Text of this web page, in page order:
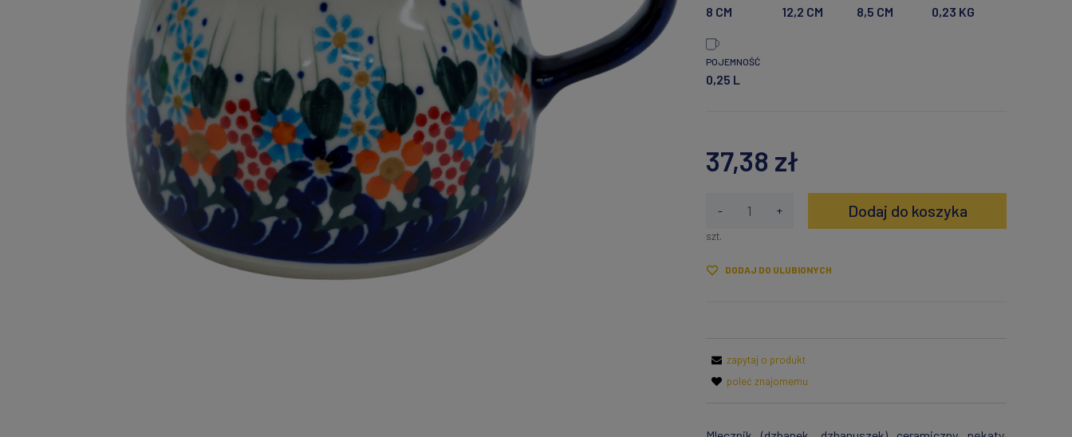
8 CM 12,2 CM 8,5 CM 0,23 KG
POJEMNOŚĆ
0,25 L
37,38 zł
- +
szt.
Dodaj do koszyka
DODAJ DO ULUBIONYCH
zapytaj o produkt
poleć znajomemu